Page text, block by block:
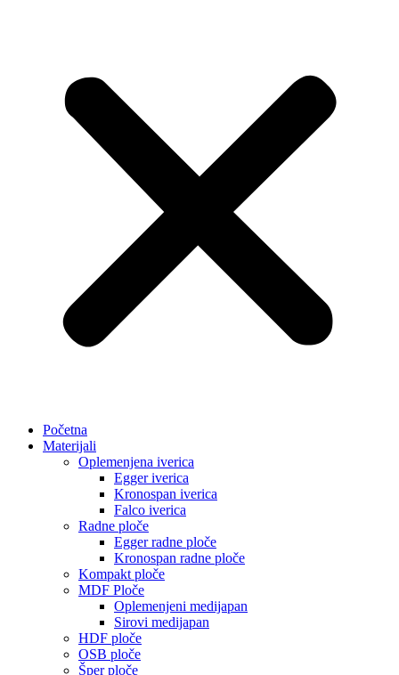
Početna
Materijali
Oplemenjena iverica
Egger iverica
Kronospan iverica
Falco iverica
Radne ploče
Egger radne ploče
Kronospan radne ploče
Kompakt ploče
MDF Ploče
Oplemenjeni medijapan
Sirovi medijapan
HDF ploče
OSB ploče
Šper ploče